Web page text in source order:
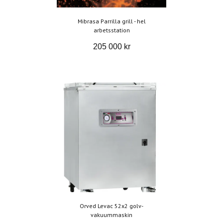
Mibrasa Parrilla grill - hel
arbetsstation
205 000 kr
Orved Levac 52x2 golv-
vakuummaskin